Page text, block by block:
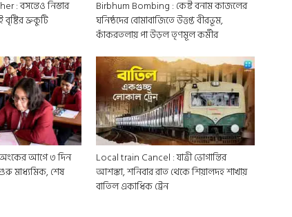
: বসন্তেও নিস্তার
বৃষ্টির ভ্রুকুটি
Birbhum Bombing : কেষ্ট বনাম কাজলের
ঘনিষ্ঠদের বোমাবাজিতে উত্তপ্ত বীরভূম,
কাঁকরতলায় পা উড়ল তৃণমূল কর্মীর
আগে ৩ দিন
মাধ্যমিক, শেষ
Local train Cancel : যাত্রী ভোগান্তির
আশঙ্কা, শনিবার রাত থেকে শিয়ালদহ শাখায়
বাতিল একাধিক ট্রেন